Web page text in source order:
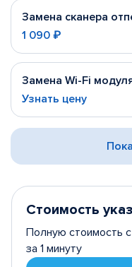
Замена сканера
1 090 ₽
Замена Wi-Fi
Узнать цену
Стоимость
Полную стоимость
за 1 минуту